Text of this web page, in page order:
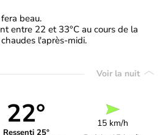
beau.
entre 22 et 33°C au cours de la
l'après-midi.
Voir la nuit
22°
Ressenti 25°
15 km/h